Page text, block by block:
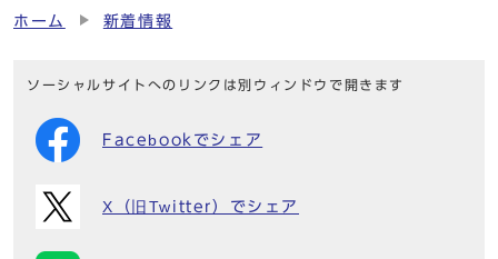
ホーム 新着情報
ソーシャルサイトへのリンクは別ウィンドウで開きます
Facebookでシェア
X（旧Twitter）でシェア